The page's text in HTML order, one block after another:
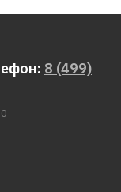
8 (499)